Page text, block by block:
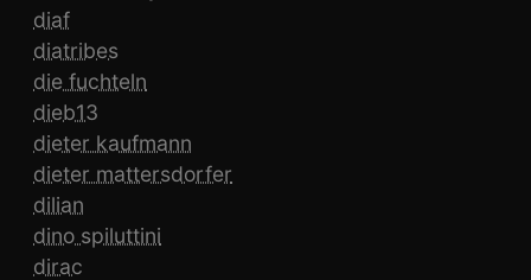
diaf
diatribes
die fuchteln
dieb13
dieter kaufmann
dieter mattersdorfer
dilian
dino spiluttini
dirac